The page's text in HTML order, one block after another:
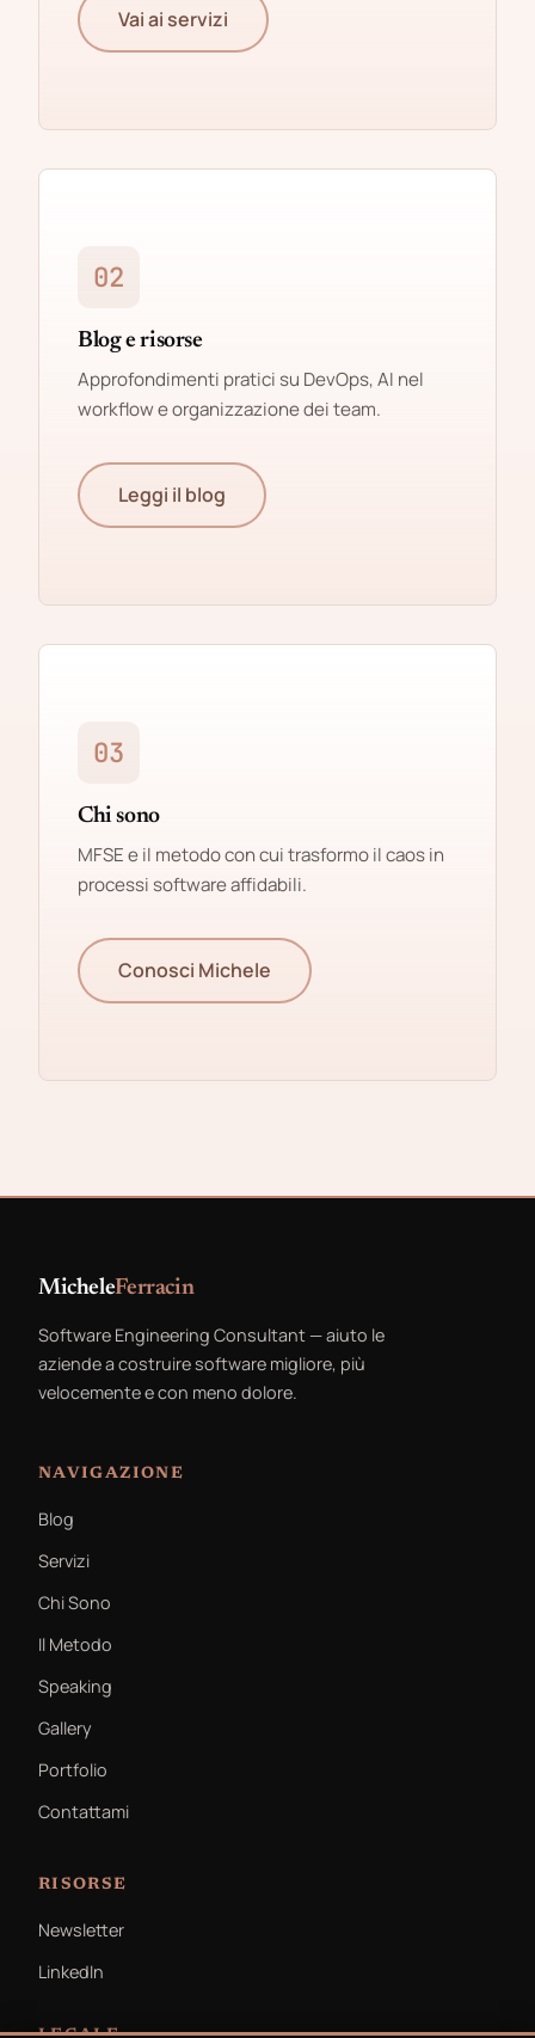
Vai ai servizi
02
Blog e risorse
Approfondimenti pratici su DevOps, AI nel
workflow e organizzazione dei team.
Leggi il blog
03
Chi sono
MFSE e il metodo con cui trasformo il caos in
processi software affidabili.
Conosci Michele
MicheleFerracin
Software Engineering Consultant — aiuto le
aziende a costruire software migliore, più
velocemente e con meno dolore.
NAVIGAZIONE
Blog
Servizi
Chi Sono
Il Metodo
Speaking
Gallery
Portfolio
Contattami
RISORSE
Newsletter
LinkedIn